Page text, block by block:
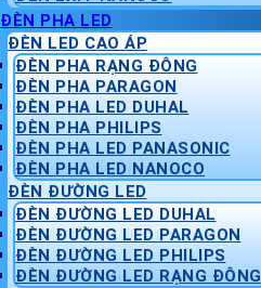
ĐÈN PHA LED
ĐÈN LED CAO ÁP
ĐÈN PHA RẠNG ĐÔNG
ĐÈN PHA PARAGON
ĐÈN PHA LED DUHAL
ĐÈN PHA PHILIPS
ĐÈN PHA LED PANASONIC
ĐÈN PHA LED NANOCO
ĐÈN ĐƯỜNG LED
ĐÈN ĐƯỜNG LED DUHAL
ĐÈN ĐƯỜNG LED PARAGON
ĐÈN ĐƯỜNG LED PHILIPS
ĐÈN ĐƯỜNG LED RẠNG ĐÔNG